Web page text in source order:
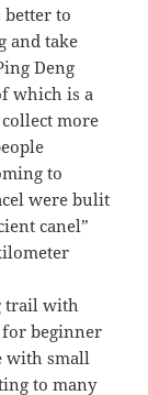
better to
and take
Deng
which is a
more
to
were bulit
canel”
trail with
for beginner
with small
to many